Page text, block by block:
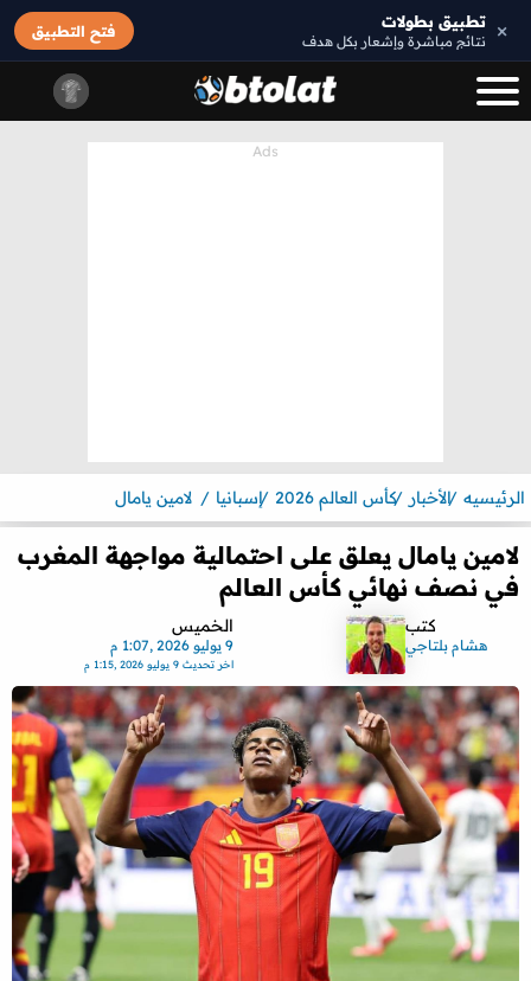
× تطبيق بطولات
نتائج مباشرة وإشعار بكل هدف
فتح التطبيق
الرئيسيه الأخبار كأس العالم 2026 إسبانيا لامين يامال
لامين يامال يعلق على احتمالية مواجهة المغرب
في نصف نهائي كأس العالم
كتب
هشام بلتاجي
الخميس
9 يوليو 2026 ,1:07 م
اخر تحديث9 يوليو 2026 ,1:15 م